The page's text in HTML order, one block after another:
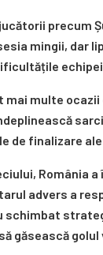
precum
mingii, dar
echipei.
mai multe ocazii
de finalizare ale
România
advers a
schimbat
găsească golul